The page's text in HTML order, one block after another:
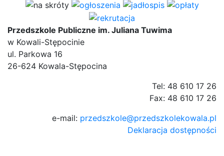
Przedszkole Publiczne im. Juliana Tuwima
w Kowali-Stępocinie
ul. Parkowa 16
26-624 Kowala-Stępocina
Tel: 48 610 17 26
Fax: 48 610 17 26
e-mail: przedszkole@przedszkolekowala.pl
Deklaracja dostępności